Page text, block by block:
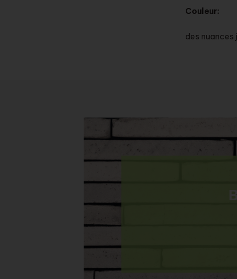
Couleur:
des nuances